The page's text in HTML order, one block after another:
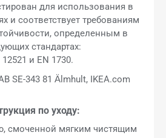
для использования в
и соответствует требованиям
определенным в
стандартах:
12521 и EN 1730.
SE-343 81 Älmhult, IKEA.com
по уходу:
смоченной мягким чистящим